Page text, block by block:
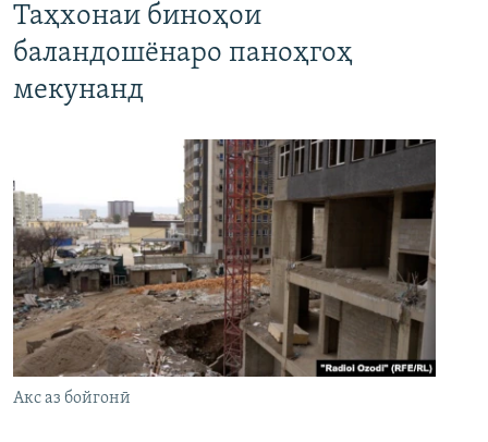
Таҳхонаи биноҳои
баландошёнаро паноҳгоҳ
мекунанд
Акс аз бойгонӣ